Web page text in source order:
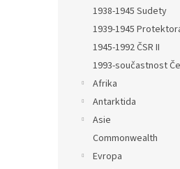
1938-1945 Sudety
1939-1945
1945-1992 ČSR II
1993-součastnost
Afrika
Antarktida
Asie
Commonwealth
Evropa